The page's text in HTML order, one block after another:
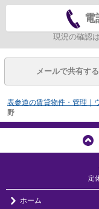
電
現況の確認
メールで共有する
表参道の賃貸物件・管理｜
野
定
ホーム